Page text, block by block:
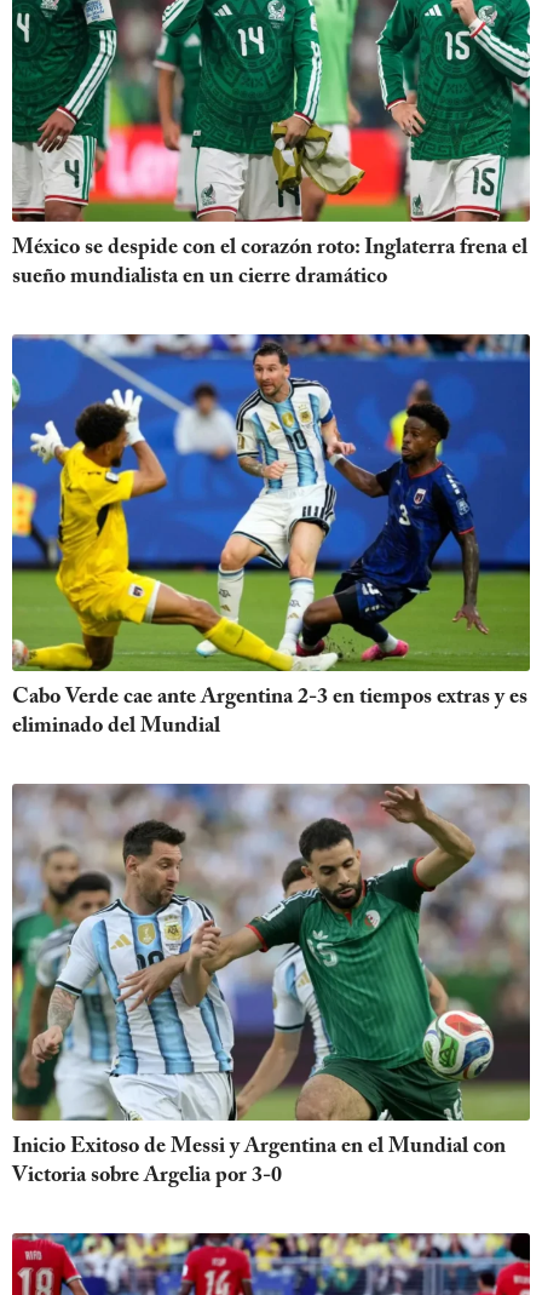
México se despide con el corazón roto: Inglaterra frena el
sueño mundialista en un cierre dramático
Cabo Verde cae ante Argentina 2-3 en tiempos extras y es
eliminado del Mundial
Inicio Exitoso de Messi y Argentina en el Mundial con
Victoria sobre Argelia por 3-0